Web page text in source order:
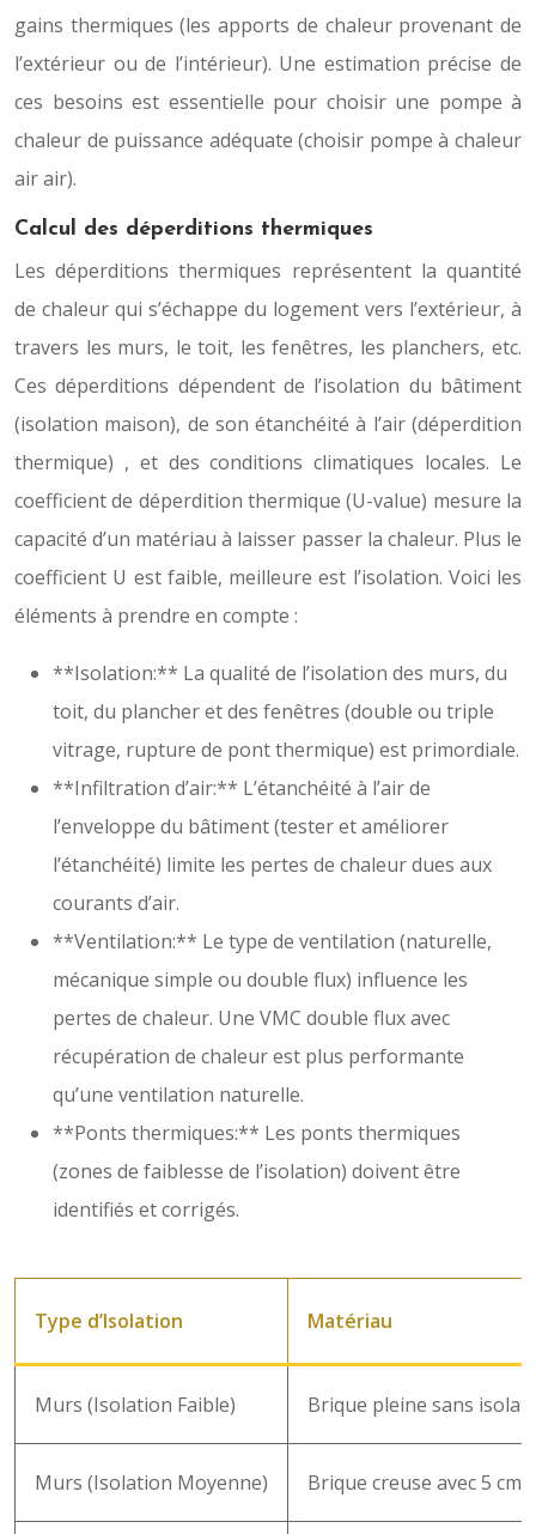
gains thermiques (les apports de chaleur provenant de
l’extérieur ou de l’intérieur). Une estimation précise de
ces besoins est essentielle pour choisir une pompe à
chaleur de puissance adéquate (choisir pompe à chaleur
air air).
Calcul des déperditions thermiques
Les déperditions thermiques représentent la quantité
de chaleur qui s’échappe du logement vers l’extérieur, à
travers les murs, le toit, les fenêtres, les planchers, etc.
Ces déperditions dépendent de l’isolation du bâtiment
(isolation maison), de son étanchéité à l’air (déperdition
thermique) , et des conditions climatiques locales. Le
coefficient de déperdition thermique (U-value) mesure la
capacité d’un matériau à laisser passer la chaleur. Plus le
coefficient U est faible, meilleure est l’isolation. Voici les
éléments à prendre en compte :
**Isolation:** La qualité de l’isolation des murs, du
toit, du plancher et des fenêtres (double ou triple
vitrage, rupture de pont thermique) est primordiale.
**Infiltration d’air:** L’étanchéité à l’air de
l’enveloppe du bâtiment (tester et améliorer
l’étanchéité) limite les pertes de chaleur dues aux
courants d’air.
**Ventilation:** Le type de ventilation (naturelle,
mécanique simple ou double flux) influence les
pertes de chaleur. Une VMC double flux avec
récupération de chaleur est plus performante
qu’une ventilation naturelle.
**Ponts thermiques:** Les ponts thermiques
(zones de faiblesse de l’isolation) doivent être
identifiés et corrigés.
Type d’Isolation Matériau
Murs (Isolation Faible) Brique pleine sans
Murs (Isolation Moyenne) Brique creuse avec 5 cm